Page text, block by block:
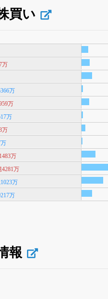
買い
万
万
万
万
万
万
4281万
万
万
報